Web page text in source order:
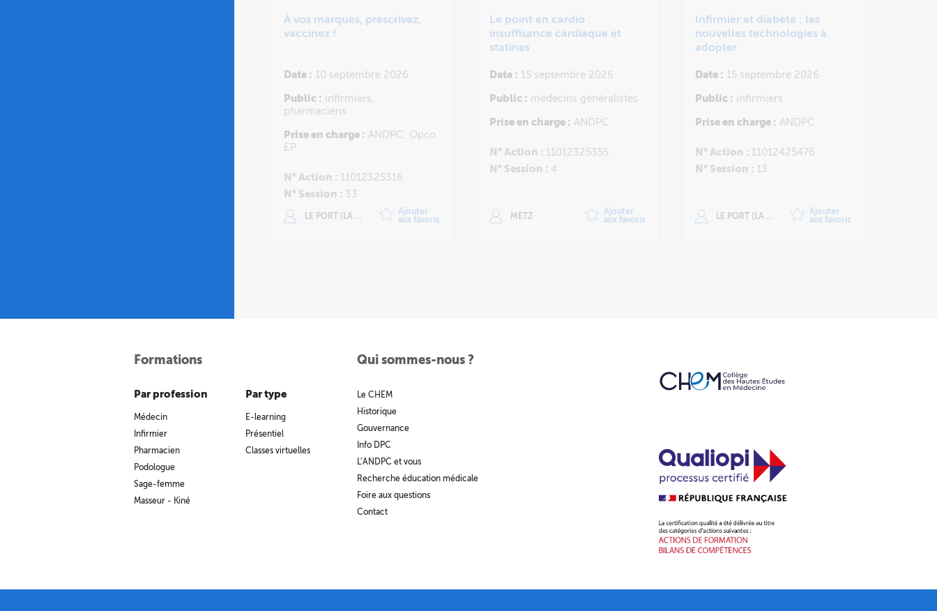
À vos marques, prescrivez,
vaccinez !
Date : 10 septembre 2026
Public : infirmiers,
pharmaciens
Prise en charge : ANDPC, Opco
EP
N° Action : 11012325316
N° Session : 33
LE PORT (LA REUNION)
Ajouter
aux favoris
Le point en cardio :
insuffisance cardiaque et
statines
Date : 15 septembre 2026
Public : médecins généralistes
Prise en charge : ANDPC
N° Action : 11012325355
N° Session : 4
METZ
Ajouter
aux favoris
Infirmier et diabète : les
nouvelles technologies à
adopter
Date : 15 septembre 2026
Public : infirmiers
Prise en charge : ANDPC
N° Action : 11012425476
N° Session : 13
LE PORT (LA REUNION)
Ajouter
aux favoris
Formations
Par profession
Médecin
Infirmier
Pharmacien
Podologue
Sage-femme
Masseur - Kiné
Par type
E-learning
Présentiel
Classes virtuelles
Qui sommes-nous ?
Le CHEM
Historique
Gouvernance
Info DPC
L’ANDPC et vous
Recherche éducation médicale
Foire aux questions
Contact